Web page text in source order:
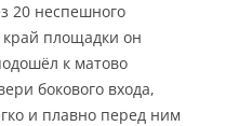
20 неспешного
площадки он
к матово
бокового входа,
и плавно перед ним